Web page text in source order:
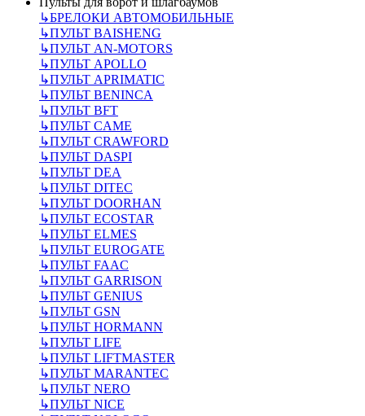
↳БРЕЛОКИ АВТОМОБИЛЬНЫЕ
↳ПУЛЬТ BAISHENG
↳ПУЛЬТ AN-MOTORS
↳ПУЛЬТ APOLLO
↳ПУЛЬТ APRIMATIC
↳ПУЛЬТ BENINCA
↳ПУЛЬТ BFT
↳ПУЛЬТ CAME
↳ПУЛЬТ CRAWFORD
↳ПУЛЬТ DASPI
↳ПУЛЬТ DEA
↳ПУЛЬТ DITEC
↳ПУЛЬТ DOORHAN
↳ПУЛЬТ ECOSTAR
↳ПУЛЬТ ELMES
↳ПУЛЬТ EUROGATE
↳ПУЛЬТ FAAC
↳ПУЛЬТ GARRISON
↳ПУЛЬТ GENIUS
↳ПУЛЬТ GSN
↳ПУЛЬТ HORMANN
↳ПУЛЬТ LIFE
↳ПУЛЬТ LIFTMASTER
↳ПУЛЬТ MARANTEC
↳ПУЛЬТ NERO
↳ПУЛЬТ NICE